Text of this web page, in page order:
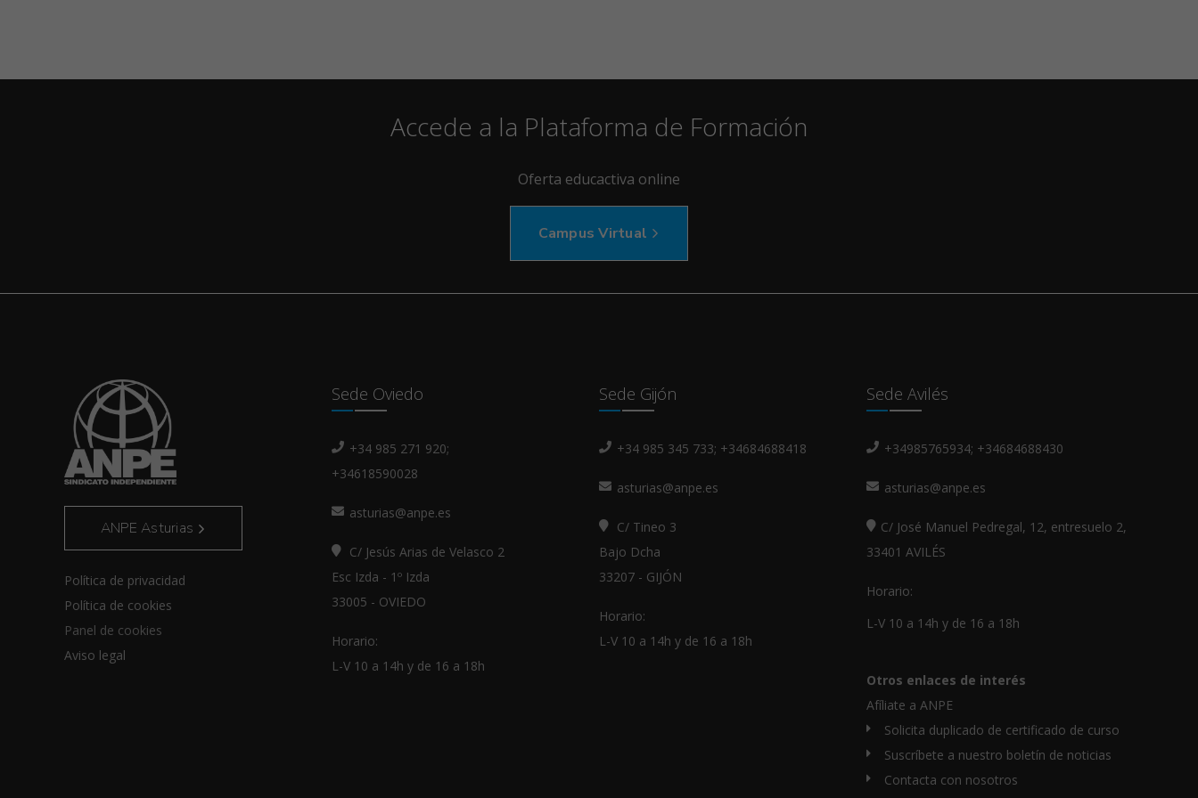
Accede a la Plataforma de Formación
Oferta educactiva online
Campus Virtual
ANPE Asturias
Política de privacidad
Política de cookies
Panel de cookies
Aviso legal
Sede Oviedo
+34 985 271 920;
+34618590028
asturias@anpe.es
C/ Jesús Arias de Velasco 2
Esc Izda - 1º Izda
33005 - OVIEDO
Horario:
L-V 10 a 14h y de 16 a 18h
Sede Gijón
+34 985 345 733; +34684688418
asturias@anpe.es
C/ Tineo 3
Bajo Dcha
33207 - GIJÓN
Horario:
L-V 10 a 14h y de 16 a 18h
Sede Avilés
+34985765934; +34684688430
asturias@anpe.es
C/ José Manuel Pedregal, 12, entresuelo 2,
33401 AVILÉS
Horario:
L-V 10 a 14h y de 16 a 18h
Otros enlaces de interés
Afíliate a ANPE
Solicita duplicado de certificado de curso
Suscríbete a nuestro boletín de noticias
Contacta con nosotros